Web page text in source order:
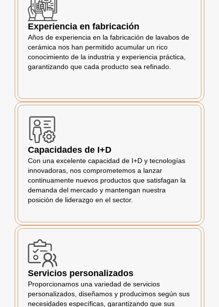
Experiencia en fabricación
Años de experiencia en la fabricación de lavabos de
cerámica nos han permitido acumular un rico
conocimiento de la industria y experiencia práctica,
garantizando que cada producto sea refinado.
Capacidades de I+D
Con una excelente capacidad de I+D y tecnologías
innovadoras, nos comprometemos a lanzar
continuamente nuevos productos que satisfagan la
demanda del mercado y mantengan nuestra
posición de liderazgo en el sector.
Servicios personalizados
Proporcionamos una variedad de servicios
personalizados, diseñamos y producimos según sus
necesidades específicas, garantizando que sus